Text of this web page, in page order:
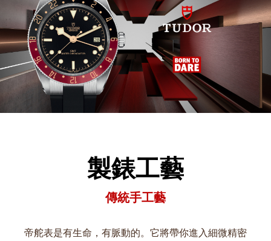
製錶工藝
傳統手工藝
帝舵表是有生命，有脈動的。它將帶你進入細微精密